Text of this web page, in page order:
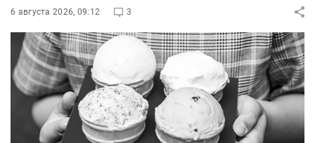
6 августа 2026, 09:12 3